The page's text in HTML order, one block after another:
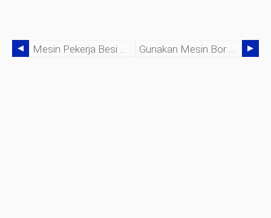
Mesin Pekerja Besi Hidrolik:Pembangkit Tenaga Baja Gunakan Mesin Bor Benchtop